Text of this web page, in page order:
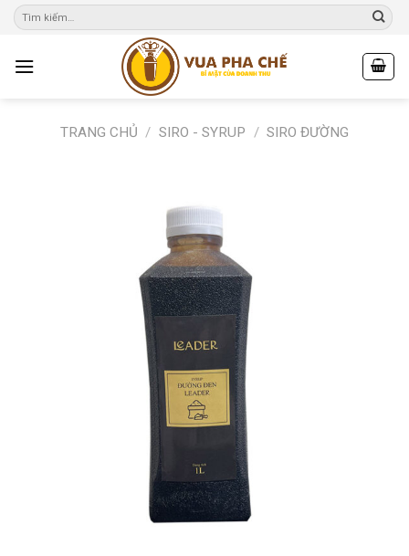
Skip
TRANG CHỦ / SIRO - SYRUP / SIRO ĐƯỜNG